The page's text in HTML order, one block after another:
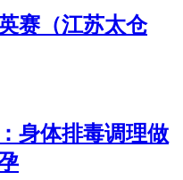
赛（江苏太仓
身体排毒调理做